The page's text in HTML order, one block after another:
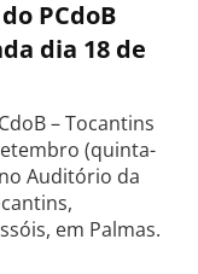
PCdoB
dia 18 de
– Tocantins
(quinta-
Auditório da
em Palmas.